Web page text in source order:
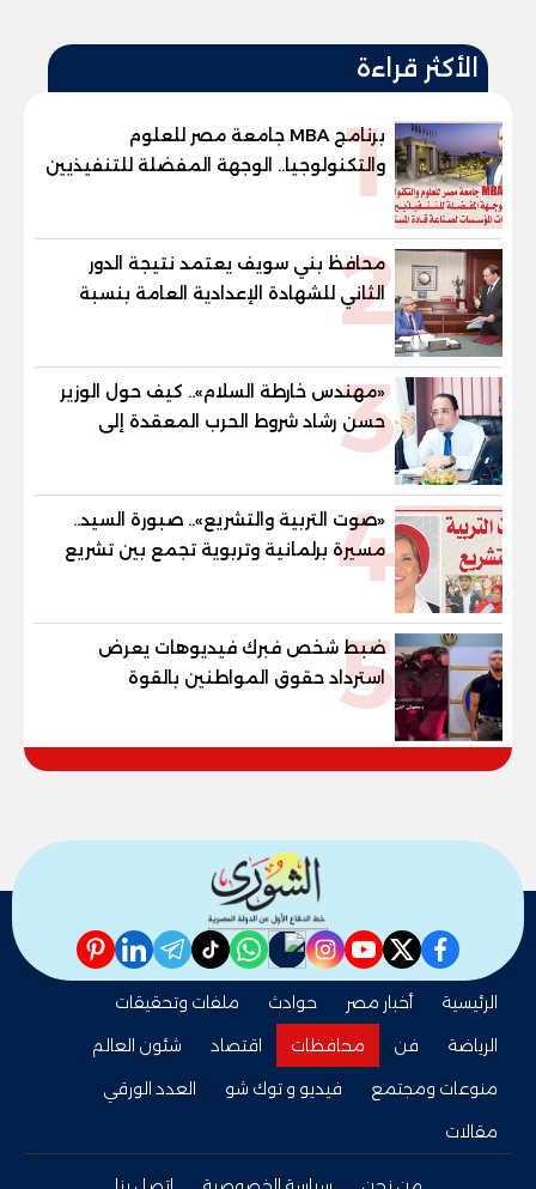
الأكثر قراءة
1
برنامج MBA جامعة مصر للعلوم
والتكنولوجيا.. الوجهة المفضلة للتنفيذيين
وقيادات المؤسسات لصناعة قادة
2
محافظ بني سويف يعتمد نتيجة الدور
الثاني للشهادة الإعدادية العامة بنسبة
والنور للمكفوفين
3
«مهندس خارطة السلام».. كيف حول الوزير
حسن رشاد شروط الحرب المعقدة إلى
"خارطة طريق" للانسحاب والإعمار؟
4
«صوت التربية والتشريع».. صبورة السيد..
مسيرة برلمانية وتربوية تجمع بين تشريع
القوانين وصناعة الأجيال لبناء الإنسان
5
ضبط شخص فبرك فيديوهات يعرض
استرداد حقوق المواطنين بالقوة
facebook
twitter
youtube
instagram
nabd
whatsapp
tiktok
telegram
linkedin
pinterest
الرئيسية أخبار مصر حوادث
ملفات وتحقيقات
الرياضة
فن محافظات اقتصاد
شئون العالم
منوعات ومجتمع
فيديو و توك شو
العدد الورقي
مقالات